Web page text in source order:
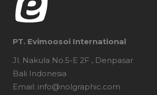
PT. Evimoosoi International
Jl. Nakula No.5-E 2F , Denpasar
Bali Indonesia
Email: info@nolgraphic.com